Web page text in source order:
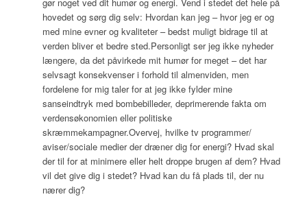
hovedet og sørg dig selv: Hvordan kan jeg – hvor jeg er og
med mine evner og kvaliteter – bedst muligt bidrage til at
verden bliver et bedre sted.Personligt ser jeg ikke nyheder
længere, da det påvirkede mit humør for meget – det har
selvsagt konsekvenser i forhold til almenviden, men
fordelene for mig taler for at jeg ikke fylder mine
sanseindtryk med bombebilleder, deprimerende fakta om
verdensøkonomien eller politiske
skræmmekampagner.Overvej, hvilke tv programmer/
aviser/sociale medier der dræner dig for energi? Hvad skal
der til for at minimere eller helt droppe brugen af dem? Hvad
vil det give dig i stedet? Hvad kan du få plads til, der nu
nærer dig?